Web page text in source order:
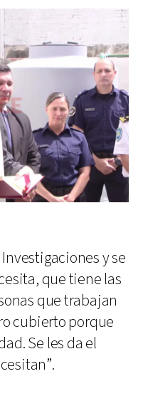
y se
que tiene las
que trabajan
cubierto porque
Se les da el